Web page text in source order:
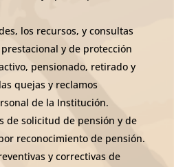
los recursos, y consultas
y de protección
pensionado, retirado y
quejas y reclamos
de la Institución.
de solicitud de pensión y de
reconocimiento de pensión.
y correctivas de